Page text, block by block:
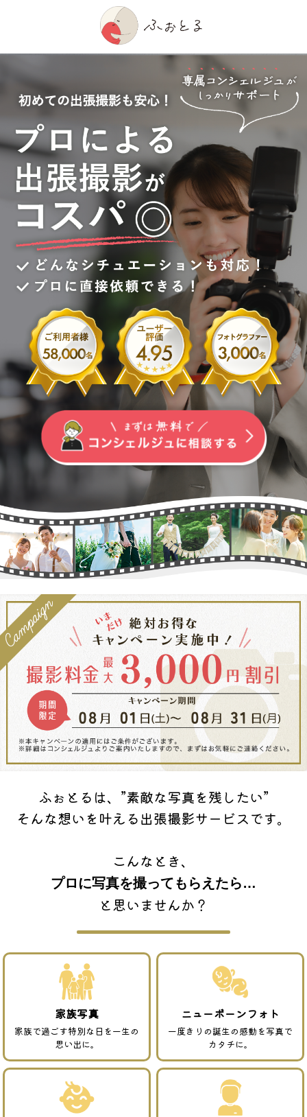
ふぉとるは、”素敵な写真を残したい”
そんな想いを叶える出張撮影サービスです。
こんなとき、
プロに写真を撮ってもらえたら…
と思いませんか？
家族写真
家族で過ごす特別な日を一生の
思い出に。
ニューボーンフォト
一度きりの誕生の感動を写真で
カタチに。